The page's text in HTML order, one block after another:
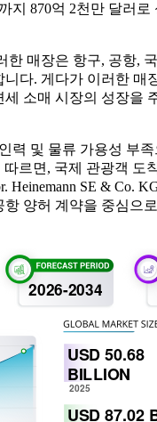
870억 2천만 달러
매장은 항구, 공항,
다. 게다가 이러한
소매 시장의 성장을
력 및 물류 가용성 부
면, 국제 관광객 도
SE & Co.
양허 계약을 중심으